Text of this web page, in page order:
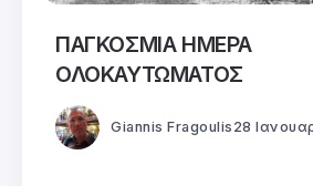
ΠΑΓΚΟΣΜΙΑ ΗΜΕΡΑ
ΟΛΟΚΑΥΤΩΜΑΤΟΣ
Giannis Fragoulis 28